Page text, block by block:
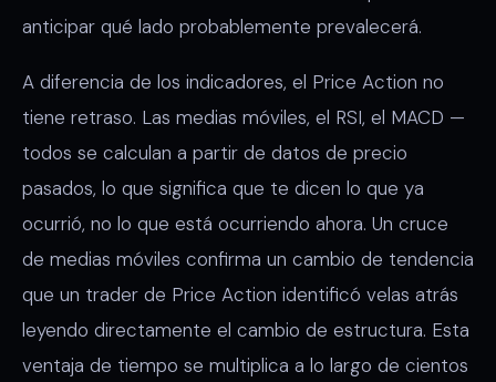
anticipar qué lado probablemente prevalecerá.
A diferencia de los indicadores, el Price Action no
tiene retraso. Las medias móviles, el RSI, el MACD —
todos se calculan a partir de datos de precio
pasados, lo que significa que te dicen lo que ya
ocurrió, no lo que está ocurriendo ahora. Un cruce
de medias móviles confirma un cambio de tendencia
que un trader de Price Action identificó velas atrás
leyendo directamente el cambio de estructura. Esta
ventaja de tiempo se multiplica a lo largo de cientos